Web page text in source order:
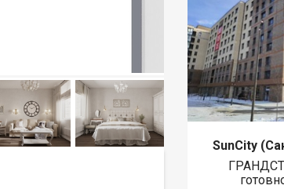
SunCity